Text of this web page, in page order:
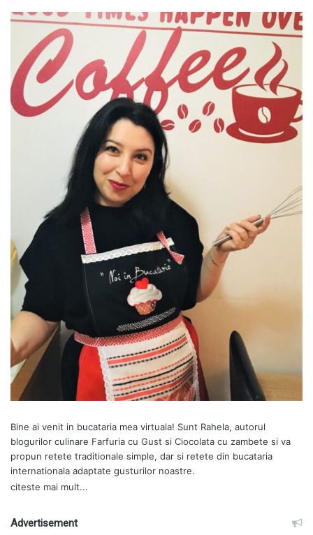
Bine ai venit in bucataria mea virtuala! Sunt Rahela, autorul
blogurilor culinare Farfuria cu Gust si Ciocolata cu zambete si va
propun retete traditionale simple, dar si retete din bucataria
internationala adaptate gusturilor noastre.
citeste mai mult...
Advertisement